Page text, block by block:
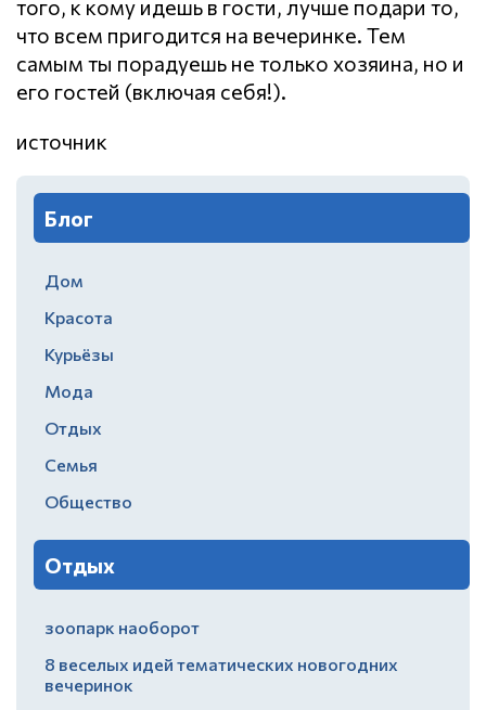
того, к кому идешь в гости, лучше подари то,
что всем пригодится на вечеринке. Тем
самым ты порадуешь не только хозяина, но и
его гостей (включая себя!).
источник
Блог
Дом
Красота
Курьёзы
Мода
Отдых
Семья
Общество
Отдых
зоопарк наоборот
8 веселых идей тематических новогодних
вечеринок